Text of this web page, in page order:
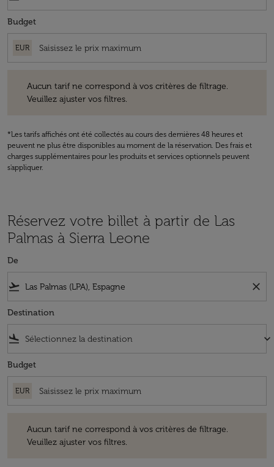
Budget
EUR
Aucun tarif ne correspond à vos critères de filtrage.
Veuillez ajuster vos filtres.
*Les tarifs affichés ont été collectés au cours des dernières 48 heures et
peuvent ne plus être disponibles au moment de la réservation. Des frais et
charges supplémentaires pour les produits et services optionnels peuvent
s'appliquer.
Réservez votre billet à partir de Las
Palmas à Sierra Leone
De
flight_takeoff close
Destination
flight_land keyboard_arrow_down
Budget
EUR
Aucun tarif ne correspond à vos critères de filtrage.
Veuillez ajuster vos filtres.